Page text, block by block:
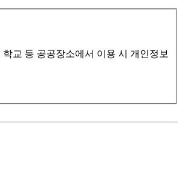
교 등 공공장소에서 이용 시 개인정보